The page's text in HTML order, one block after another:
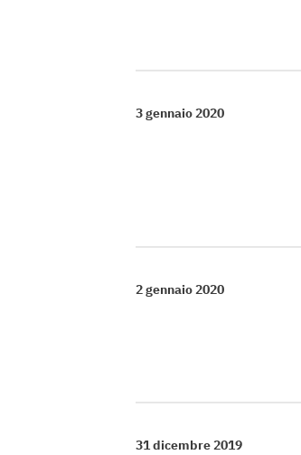
3 gennaio 2020
2 gennaio 2020
31 dicembre 2019